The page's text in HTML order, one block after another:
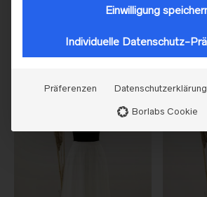
MIX & MATCH BRIDAL MIX &
198,00
Einwilligung
Individuelle Datenschutz-
Präferenzen Datenschutzerklärung
Borlabs Cookie